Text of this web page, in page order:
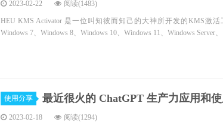
2023-02-22 阅读(1483)
HEU KMS Activator 是一位叫知彼而知己的大神所开发的KMS激活
Windows 7、Windows 8、Windows 10、Windows 11、Windows Server
使用分享 最近很火的 ChatGPT 生产力应用和
2023-02-18 阅读(1294)